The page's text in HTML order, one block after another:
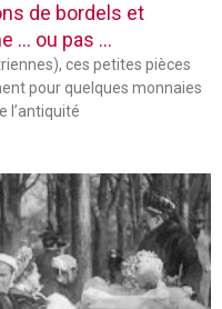
de bordels et
… ou pas …
ces petites pièces
pour quelques monnaies
l’antiquité